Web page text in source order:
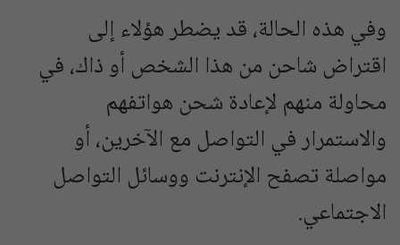
وفي هذه الحالة، قد يضطر هؤلاء إلى
اقتراض شاحن من هذا الشخص أو ذاك، في
محاولة منهم لإعادة شحن هواتفهم
والاستمرار في التواصل مع الآخرين، أو
مواصلة تصفح الإنترنت ووسائل التواصل
الاجتماعي.